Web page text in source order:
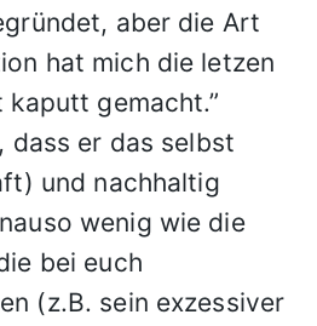
aber die Art
hat mich die letzen
gemacht.”
dass er das selbst
und nachhaltig
wenig wie die
bei euch
(z.B. sein exzessiver